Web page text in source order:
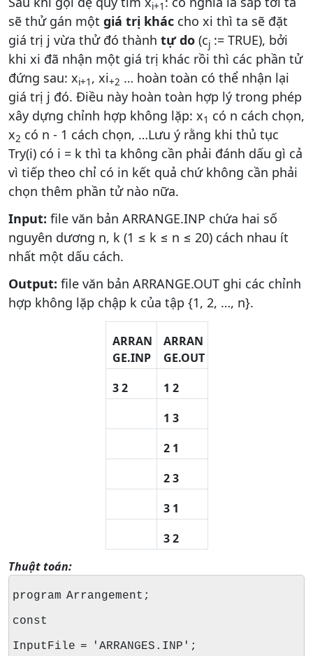
i+1
sẽ thử gán một giá trị khác cho xi thì ta sẽ đặt
giá trị j vừa thử đó thành tự do (cj := TRUE), bởi
khi xi đã nhận một giá trị khác rồi thì các phần tử
đứng sau: xi+1 , xi+2 … hoàn toàn có thể nhận lại
giá trị j đó. Điều này hoàn toàn hợp lý trong phép
xây dựng chỉnh hợp không lặp: x1 có n cách chọn,
x2 có n - 1 cách chọn, …Lưu ý rằng khi thủ tục
Try(i) có i = k thì ta không cần phải đánh dấu gì cả
vì tiếp theo chỉ có in kết quả chứ không cần phải
chọn thêm phần tử nào nữa.
Input: file văn bản ARRANGE.INP chứa hai số
nguyên dương n, k (1 ≤ k ≤ n ≤ 20) cách nhau ít
nhất một dấu cách.
Output: file văn bản ARRANGE.OUT ghi các chỉnh
hợp không lặp chập k của tập {1, 2, …, n}.
ARRAN
GE.INP
ARRAN
GE.OUT
3 2
1 2
1 3
2 1
2 3
3 1
3 2
Thuật toán:
program Arrangement;
const
InputFile = 'ARRANGES.INP';